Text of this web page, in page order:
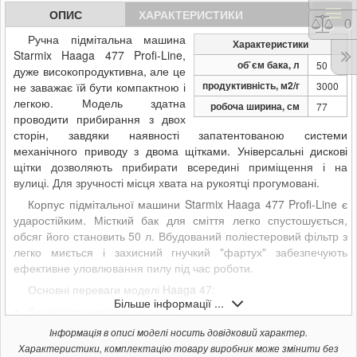
ОПИС ХАРАКТЕРИСТИКИ
Характеристики
об`єм бака, л
50
продуктивність, м2/г 3000
робоча ширина, см 77
Ручна підмітальна машина
Starmix Haaga 477 Profi-Line,
дуже високопродуктивна, але це
не заважає їй бути компактною і
легкою. Модель здатна
проводити прибирання з двох
сторін, завдяки наявності запатентованою системи
механічного приводу з двома щітками. Універсальні дискові
щітки дозволяють прибирати всередині приміщення і на
вулиці. Для зручності місця хвата на рукоятці прогумовані.
Корпус підмітальної машини Starmix Haaga 477 Profi-Line є
ударостійким. Місткий бак для сміття легко спустошується,
обсяг його становить 50 л. Вбудований поліестеровий фільтр з
легко миється і захисний гнучкий "фартух" забезпечують
ефективне уловлювання пилу під час роботи.
Основні переваги моделі Haaga 47:
Високопродуктивна модель;
Легко спустошувати контейнер для сміття;
Компактність і легкість в роботі;
Більше інформації ...
Інформація в описі моделі носить довідковий характер.
Характеристики, комплектацію товару виробник може змінити без
0